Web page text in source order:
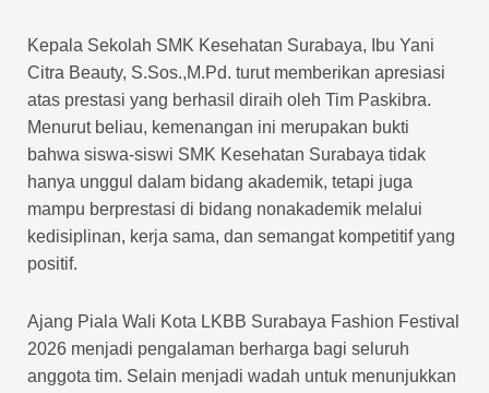
Kepala Sekolah SMK Kesehatan Surabaya, Ibu Yani
Citra Beauty, S.Sos.,M.Pd. turut memberikan apresiasi
atas prestasi yang berhasil diraih oleh Tim Paskibra.
Menurut beliau, kemenangan ini merupakan bukti
bahwa siswa-siswi SMK Kesehatan Surabaya tidak
hanya unggul dalam bidang akademik, tetapi juga
mampu berprestasi di bidang nonakademik melalui
kedisiplinan, kerja sama, dan semangat kompetitif yang
positif.
Ajang Piala Wali Kota LKBB Surabaya Fashion Festival
2026 menjadi pengalaman berharga bagi seluruh
anggota tim. Selain menjadi wadah untuk menunjukkan